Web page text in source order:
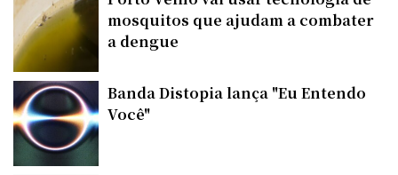
mosquitos que ajudam a combater
a dengue
Banda Distopia lança "Eu Entendo
Você"